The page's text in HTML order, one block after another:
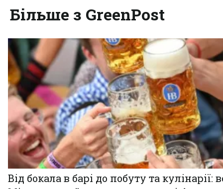
Більше з GreenPost
Від бокала в барі до побуту та кулінарії: